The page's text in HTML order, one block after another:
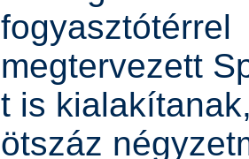
fogyasztótérrel
megtervezett
t is
ötszáz